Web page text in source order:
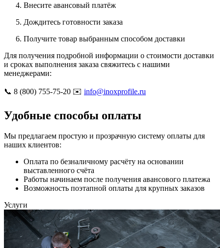
Внесите авансовый платёж
Дождитесь готовности заказа
Получите товар выбранным способом доставки
Для получения подробной информации о стоимости доставки
и сроках выполнения заказа свяжитесь с нашими
менеджерами:
📞 8 (800) 755-75-20 ✉️ info@inoxprofile.ru
Удобные способы оплаты
Мы предлагаем простую и прозрачную систему оплаты для
наших клиентов:
Оплата по безналичному расчёту на основании
выставленного счёта
Работы начинаем после получения авансового платежа
Возможность поэтапной оплаты для крупных заказов
Услуги